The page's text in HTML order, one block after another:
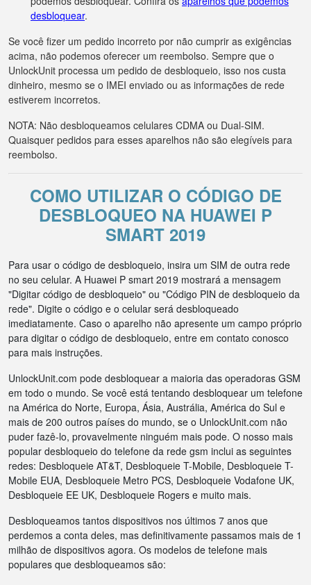
desbloquear.
Se você fizer um pedido incorreto por não cumprir as exigências
acima, não podemos oferecer um reembolso. Sempre que o
UnlockUnit processa um pedido de desbloqueio, isso nos custa
dinheiro, mesmo se o IMEI enviado ou as informações de rede
estiverem incorretos.
NOTA: Não desbloqueamos celulares CDMA ou Dual-SIM.
Quaisquer pedidos para esses aparelhos não são elegíveis para
reembolso.
COMO UTILIZAR O CÓDIGO DE
DESBLOQUEO NA HUAWEI P
SMART 2019
Para usar o código de desbloqueio, insira um SIM de outra rede
no seu celular. A Huawei P smart 2019 mostrará a mensagem
"Digitar código de desbloqueio" ou "Código PIN de desbloqueio da
rede". Digite o código e o celular será desbloqueado
imediatamente. Caso o aparelho não apresente um campo próprio
para digitar o código de desbloqueio, entre em contato conosco
para mais instruções.
UnlockUnit.com pode desbloquear a maioria das operadoras GSM
em todo o mundo. Se você está tentando desbloquear um telefone
na América do Norte, Europa, Ásia, Austrália, América do Sul e
mais de 200 outros países do mundo, se o UnlockUnit.com não
puder fazê-lo, provavelmente ninguém mais pode. O nosso mais
popular desbloqueio do telefone da rede gsm inclui as seguintes
redes: Desbloqueie AT&T, Desbloqueie T-Mobile, Desbloqueie T-
Mobile EUA, Desbloqueie Metro PCS, Desbloqueie Vodafone UK,
Desbloqueie EE UK, Desbloqueie Rogers e muito mais.
Desbloqueamos tantos dispositivos nos últimos 7 anos que
perdemos a conta deles, mas definitivamente passamos mais de 1
milhão de dispositivos agora. Os modelos de telefone mais
populares que desbloqueamos são: